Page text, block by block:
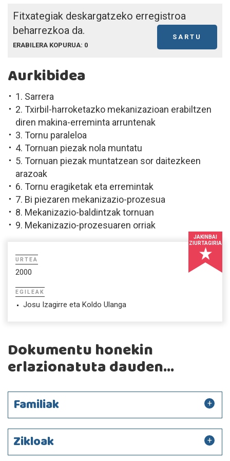
Fitxategiak deskargatzeko erregistroa
beharrezkoa da.
SARTU
ERABILERA KOPURUA: 0
Aurkibidea
1. Sarrera
2. Txirbil-harroketazko mekanizazioan erabiltzen
diren makina-erreminta arruntenak
3. Tornu paraleloa
4. Tornuan piezak nola muntatu
5. Tornuan piezak muntatzean sor daitezkeen
arazoak
6. Tornu eragiketak eta erremintak
7. Bi piezaren mekanizazio-prozesua
8. Mekanizazio-baldintzak tornuan
9. Mekanizazio-prozesuaren orriak
JAKINBAI
ZIURTAGIRIA
URTEA
2000
EGILEAK
Josu Izagirre eta Koldo Ulanga
Dokumentu honekin
erlazionatuta dauden...
Familiak
Zikloak